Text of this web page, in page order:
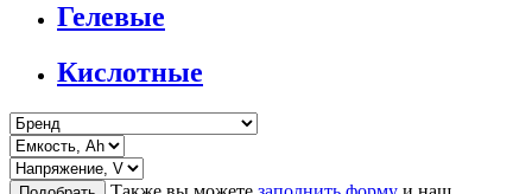
Гелевые
Кислотные